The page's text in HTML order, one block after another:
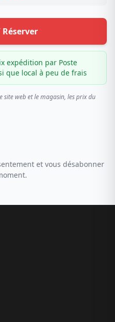
expédition par Poste
que local à peu de frais
site web et le magasin, les prix du
et vous désabonner